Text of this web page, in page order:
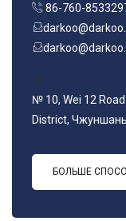
86-760-
№ 10, Wei 12
District,
БОЛЬШЕ